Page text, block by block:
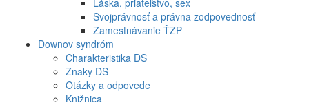
Láska, priateľstvo, sex
Svojprávnosť a právna zodpovednosť
Zamestnávanie ŤZP
Downov syndróm
Charakteristika DS
Znaky DS
Otázky a odpovede
Knižnica